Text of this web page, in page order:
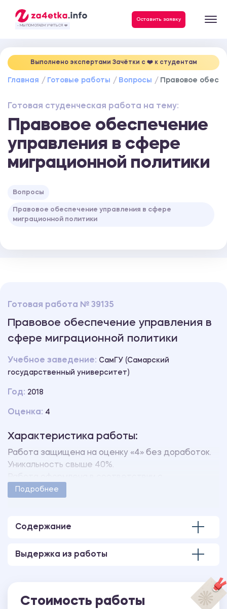
- МЫ ПОМОГАЕМ УЧИТЬСЯ ❤️
Оставить заявку
Выполнено экспертами Зачётки c ❤️ к студентам
Главная Готовые работы Вопросы Правовое
Готовая студенческая работа на тему:
Правовое обеспечение
управления в сфере
миграционной политики
Вопросы
Правовое обеспечение управления в сфере
миграционной политики
Готовая работа № 39135
Правовое обеспечение управления в
сфере миграционной политики
Учебное заведение: СамГУ (Самарский
государственный университет)
Год: 2018
Оценка: 4
Характеристика работы:
Работа защищена на оценку «4» без доработок.
Уникальность свыше 40%.
методическими указаниями учебного заведения.
Подробнее
Содержание
Выдержка из работы
Стоимость работы